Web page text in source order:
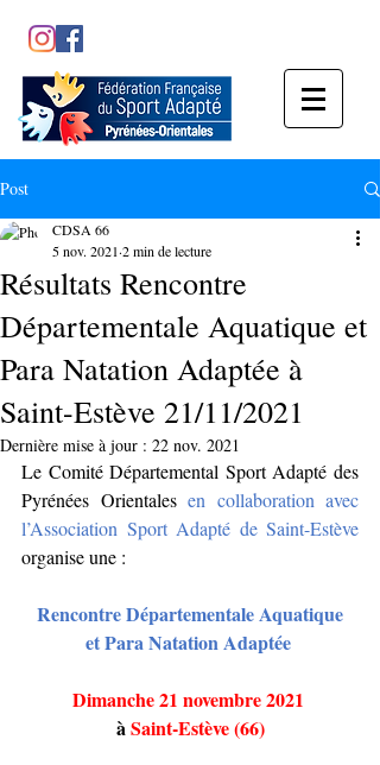
Post
Résultats Rencontre
Départementale Aquatique et
Para Natation Adaptée à
Saint-Estève 21/11/2021
CDSA 66
5 nov. 2021 2 min de lecture
Dernière mise à jour : 22 nov. 2021
Le Comité Départemental Sport Adapté des
Pyrénées Orientales en collaboration avec
organise une :
Rencontre Départementale Aquatique
et Para Natation Adaptée
Dimanche 21 novembre 2021
à Saint-Estève (66)